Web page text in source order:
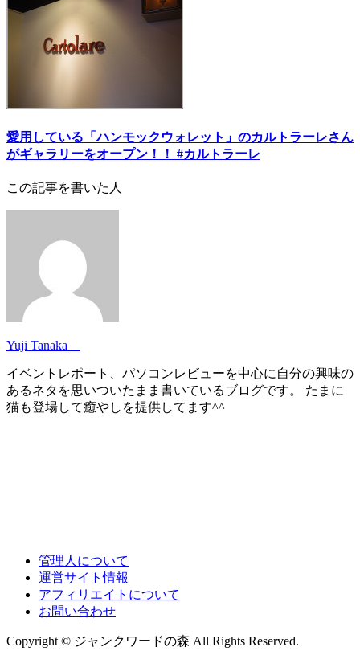
愛用している「ハンモックウォレット」のカルトラーレさん
がギャラリーをオープン！！ #カルトラーレ
この記事を書いた人
Yuji Tanaka
イベントレポート、パソコンレビューを中心に自分の興味の
あるネタを思いついたまま書いているブログです。 たまに
猫も登場して癒やしを提供してます^^
管理人について
運営サイト情報
アフィリエイトについて
お問い合わせ
Copyright © ジャンクワードの森 All Rights Reserved.